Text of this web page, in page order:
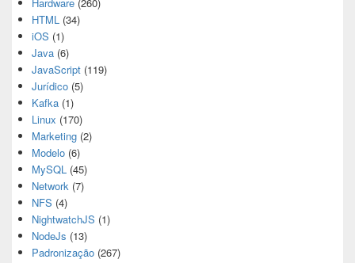
HTML (34)
iOS (1)
Java (6)
JavaScript (119)
Jurídico (5)
Kafka (1)
Linux (170)
Marketing (2)
Modelo (6)
MySQL (45)
Network (7)
NFS (4)
NightwatchJS (1)
NodeJs (13)
Padronização (267)